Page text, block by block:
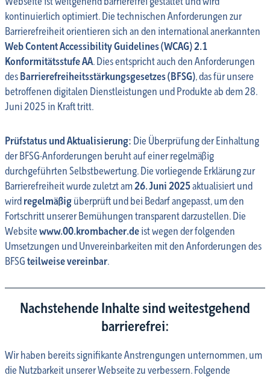
kontinuierlich optimiert. Die technischen Anforderungen zur
Barrierefreiheit orientieren sich an den international anerkannten
Web Content Accessibility Guidelines (WCAG) 2.1
Konformitätsstufe AA. Dies entspricht auch den Anforderungen
desBarrierefreiheitsstärkungsgesetzes (BFSG), das für unsere
betroffenen digitalen Dienstleistungen und Produkte ab dem 28.
Juni 2025 in Kraft tritt.
Prüfstatus und Aktualisierung: Die Überprüfung der Einhaltung
der BFSG-Anforderungen beruht auf einer regelmäßig
durchgeführten Selbstbewertung. Die vorliegende Erklärung zur
Barrierefreiheit wurde zuletzt am26. Juni 2025aktualisiert und
wirdregelmäßigüberprüft und bei Bedarf angepasst, um den
Fortschritt unserer Bemühungen transparent darzustellen. Die
Websitewww.00.krombacher.deist wegen der folgenden
Umsetzungen und Unvereinbarkeiten mit den Anforderungen des
BFSGteilweise vereinbar.
Nachstehende Inhalte sind weitestgehend
barrierefrei:
Wir haben bereits signifikante Anstrengungen unternommen, um
die Nutzbarkeit unserer Webseite zu verbessern. Folgende